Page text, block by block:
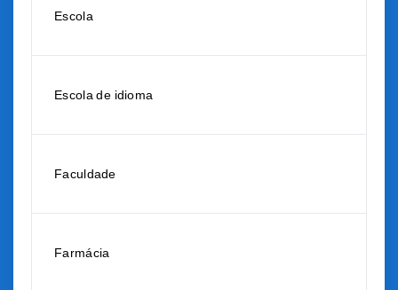
Escola
Escola de idioma
Faculdade
Farmácia